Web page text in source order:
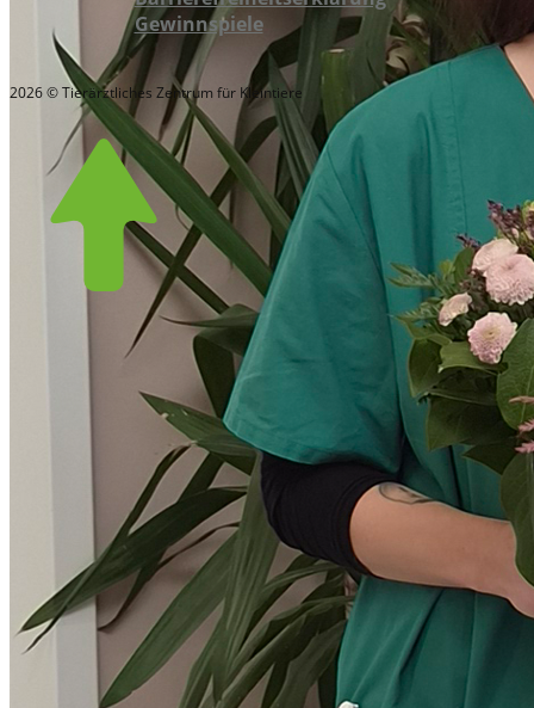
Gewinnspiele
2026 © Tierärztliches Zentrum für Kleintiere